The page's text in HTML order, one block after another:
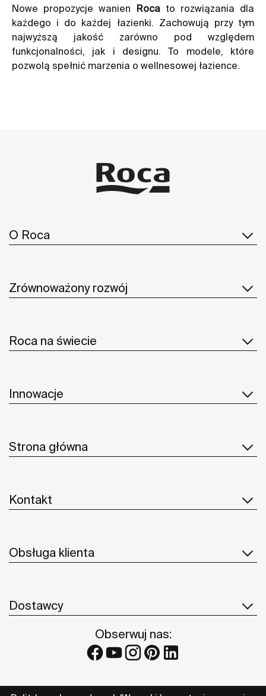
Nowe propozycje wanien Rocato rozwiązania dla
każdego i do każdej łazienki. Zachowują przy tym
najwyższą jakość zarówno pod względem
funkcjonalności, jak i designu. To modele, które
pozwolą spełnić marzenia o wellnesowej łazience.
O Roca
Zrównoważony rozwój
Roca na świecie
Innowacje
Strona główna
Kontakt
Obsługa klienta
Dostawcy
Obserwuj nas: